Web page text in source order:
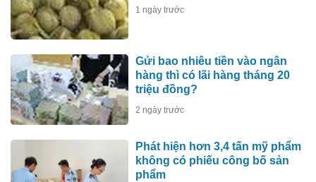
1 ngày trước
Gửi bao nhiêu tiền vào ngân
hàng thì có lãi hàng tháng 20
triệu đồng?
2 ngày trước
Phát hiện hơn 3,4 tấn mỹ phẩm
không có phiếu công bố sản
phẩm